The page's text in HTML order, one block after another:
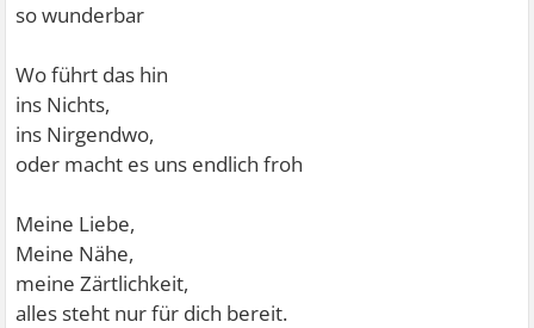
so wunderbar
Wo führt das hin
ins Nichts,
ins Nirgendwo,
oder macht es uns endlich froh
Meine Liebe,
Meine Nähe,
meine Zärtlichkeit,
alles steht nur für dich bereit.